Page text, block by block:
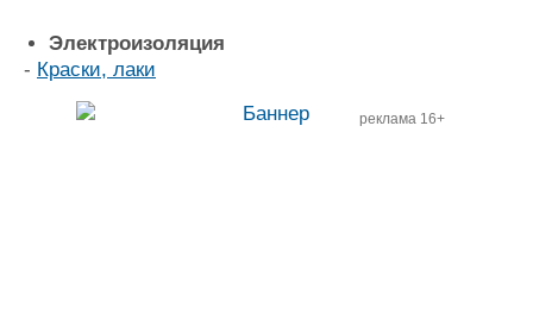
Электроизоляция
- Краски, лаки
реклама 16+